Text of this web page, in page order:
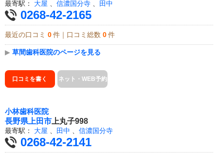
最寄駅： 大屋 信濃国分寺 田中
0268-42-2165
最近の口コミ 0 件｜口コミ総数 0 件
▶ 草間歯科医院のページを見る
口コミを書く ネット・WEB予約
小林歯科医院
長野県上田市上丸子998
最寄駅： 大屋 、 田中 、 信濃国分寺
0268-42-2141